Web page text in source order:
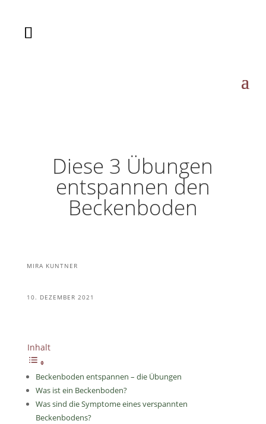
Diese 3 Übungen
entspannen den
Beckenboden
MIRA KUNTNER
10. DEZEMBER 2021
Inhalt
Beckenboden entspannen – die Übungen
Was ist ein Beckenboden?
Was sind die Symptome eines verspannten
Beckenbodens?